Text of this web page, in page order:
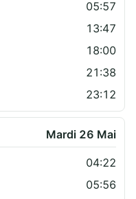
05:57
13:47
18:00
21:38
23:12
Mardi 26 Mai
04:22
05:56